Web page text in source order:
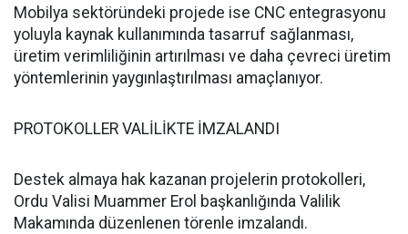
Mobilya sektöründeki projede ise CNC entegrasyonu
yoluyla kaynak kullanımında tasarruf sağlanması,
üretim verimliliğinin artırılması ve daha çevreci üretim
yöntemlerinin yaygınlaştırılması amaçlanıyor.
PROTOKOLLER VALİLİKTE İMZALANDI
Destek almaya hak kazanan projelerin protokolleri,
Ordu Valisi Muammer Erol başkanlığında Valilik
Makamında düzenlenen törenle imzalandı.